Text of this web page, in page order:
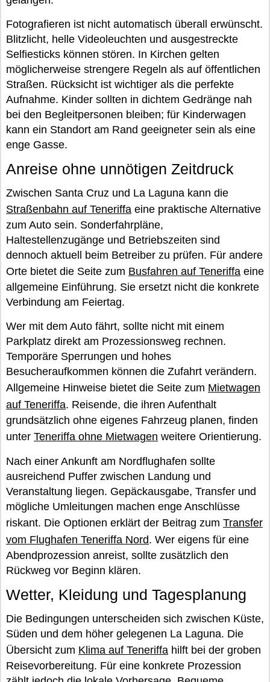
Fotografieren ist nicht automatisch überall erwünscht.
Blitzlicht, helle Videoleuchten und ausgestreckte
Selfiesticks können stören. In Kirchen gelten
möglicherweise strengere Regeln als auf öffentlichen
Straßen. Rücksicht ist wichtiger als die perfekte
Aufnahme. Kinder sollten in dichtem Gedränge nah
bei den Begleitpersonen bleiben; für Kinderwagen
kann ein Standort am Rand geeigneter sein als eine
enge Gasse.
Anreise ohne unnötigen Zeitdruck
Zwischen Santa Cruz und La Laguna kann die
Straßenbahn auf Teneriffa eine praktische Alternative
zum Auto sein. Sonderfahrpläne,
Haltestellenzugänge und Betriebszeiten sind
dennoch aktuell beim Betreiber zu prüfen. Für andere
Orte bietet die Seite zum Busfahren auf Teneriffa eine
allgemeine Einführung. Sie ersetzt nicht die konkrete
Verbindung am Feiertag.
Wer mit dem Auto fährt, sollte nicht mit einem
Parkplatz direkt am Prozessionsweg rechnen.
Temporäre Sperrungen und hohes
Besucheraufkommen können die Zufahrt verändern.
Allgemeine Hinweise bietet die Seite zum Mietwagen
auf Teneriffa. Reisende, die ihren Aufenthalt
grundsätzlich ohne eigenes Fahrzeug planen, finden
unter Teneriffa ohne Mietwagen weitere Orientierung.
Nach einer Ankunft am Nordflughafen sollte
ausreichend Puffer zwischen Landung und
Veranstaltung liegen. Gepäckausgabe, Transfer und
mögliche Umleitungen machen enge Anschlüsse
riskant. Die Optionen erklärt der Beitrag zum Transfer
vom Flughafen Teneriffa Nord. Wer eigens für eine
Abendprozession anreist, sollte zusätzlich den
Rückweg vor Beginn klären.
Wetter, Kleidung und Tagesplanung
Die Bedingungen unterscheiden sich zwischen Küste,
Süden und dem höher gelegenen La Laguna. Die
Übersicht zum Klima auf Teneriffa hilft bei der groben
Reisevorbereitung. Für eine konkrete Prozession